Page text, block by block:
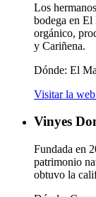
Los
bodega en
orgánico,
y Cariñena.
Dónde: El
Visitar la
Vinyes
Fundada en
patrimonio
obtuvo la